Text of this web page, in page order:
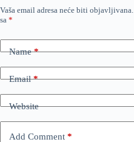
Vaša email adresa neće biti objavljivana.
sa *
Name*
Email*
Website
Add Comment *